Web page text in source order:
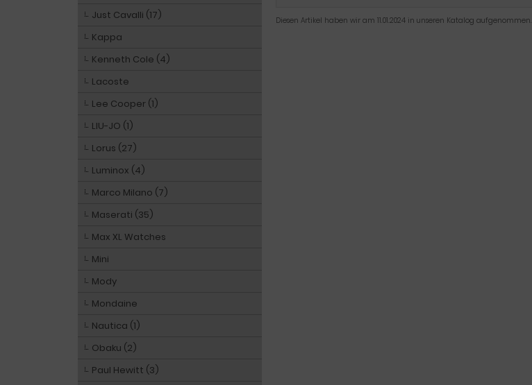
Diesen Artikel haben wir am 11.01.2024 in unseren Katalog aufgenommen.
Just Cavalli (17)
Kappa
Kenneth Cole (4)
Lacoste
Lee Cooper (1)
LIU-JO (1)
Lorus (27)
Luminox (4)
Marco Milano (7)
Maserati (35)
Max XL Watches
Mini
Mody
Mondaine
Nautica (1)
Obaku (2)
Paul Hewitt (3)